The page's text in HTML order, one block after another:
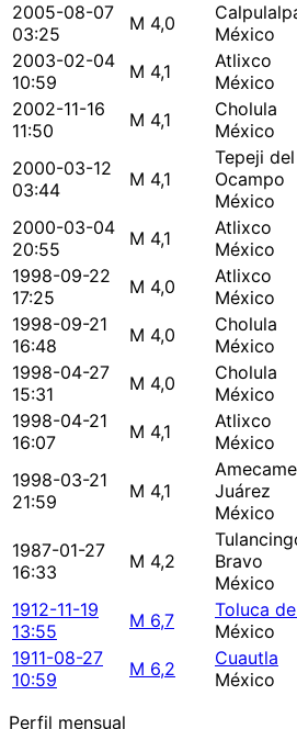
2005-08-07
03:25
M 4,0
México
2003-02-04
10:59
M 4,1
Atlixco
México
2002-11-16
11:50
M 4,1
Cholula
México
2000-03-12
03:44
M 4,1
Tepeji
Ocampo
México
2000-03-04
20:55
M 4,1
Atlixco
México
1998-09-22
17:25
M 4,0
Atlixco
México
1998-09-21
16:48
M 4,0
Cholula
México
1998-04-27
15:31
M 4,0
Cholula
México
1998-04-21
16:07
M 4,1
Atlixco
México
1998-03-21
21:59
M 4,1
Juárez
México
1987-01-27
16:33
M 4,2
Bravo
México
1912-11-19
13:55
M 6,7
Toluca
México
1911-08-27
10:59
M 6,2
Cuautla
México
Perfil mensual